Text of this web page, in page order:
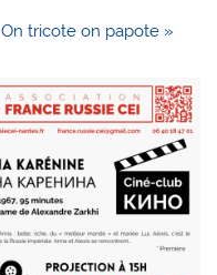
On tricote on papote »